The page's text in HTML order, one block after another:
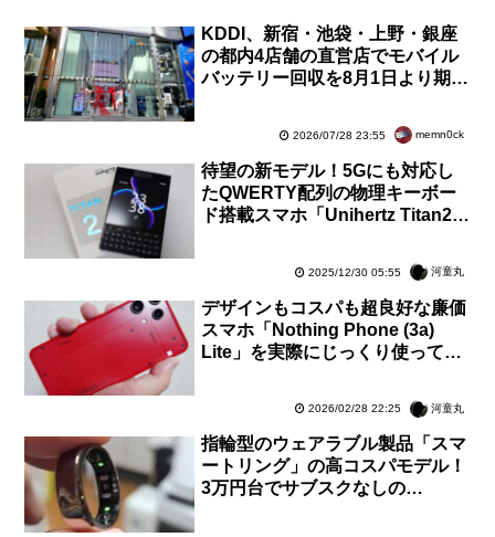
KDDI、新宿・池袋・上野・銀座
の都内4店舗の直営店でモバイル
バッテリー回収を8月1日より期間
2026/07/28 23:55 memn0ck
待望の新モデル！5Gにも対応し
たQWERTY配列の物理キーボー
ド搭載スマホ「Unihertz Titan2」
2025/12/30 05:55 河童丸
デザインもコスパも超良好な廉価
スマホ「Nothing Phone (3a)
Lite」を実際にじっくり使ってみ
2026/02/28 22:25 河童丸
指輪型のウェアラブル製品「スマ
ートリング」の高コスパモデル！
3万円台でサブスクなしの